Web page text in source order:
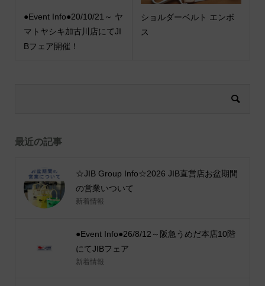
●Event Info●20/10/21～ ヤ
マトヤシキ加古川店にてJI
Bフェア開催！
ショルダーベルト エンボ
ス
最近の記事
☆JIB Group Info☆2026 JIB直営店お盆期間
の営業いついて
新着情報
●Event Info●26/8/12～阪急うめだ本店10階
にてJIBフェア
新着情報